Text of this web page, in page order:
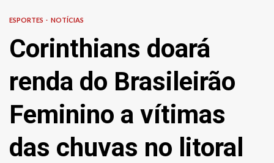
ESPORTES NOTÍCIAS
Corinthians doará
renda do Brasileirão
Feminino a vítimas
das chuvas no litoral